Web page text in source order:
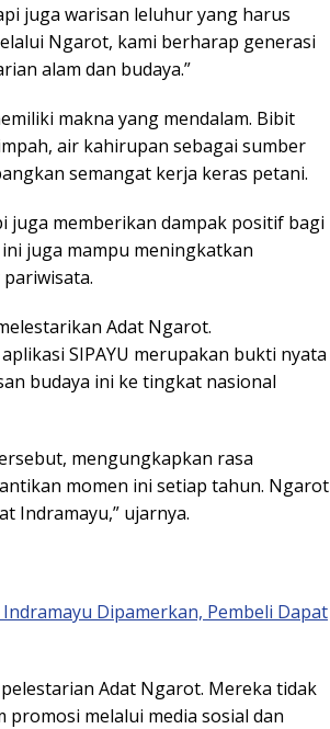
juga warisan leluhur yang harus
Ngarot, kami berharap generasi
alam dan budaya.”
makna yang mendalam. Bibit
air kahirupan sebagai sumber
semangat kerja keras petani.
juga memberikan dampak positif bagi
juga mampu meningkatkan
Adat Ngarot.
SIPAYU merupakan bukti nyata
budaya ini ke tingkat nasional
mengungkapkan rasa
momen ini setiap tahun. Ngarot
Indramayu,” ujarnya.
Dipamerkan, Pembeli Dapat
Adat Ngarot. Mereka tidak
melalui media sosial dan